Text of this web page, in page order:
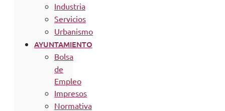
Industria
Servicios
Urbanismo
AYUNTAMIENTO
Bolsa
de
Empleo
Impresos
Normativa